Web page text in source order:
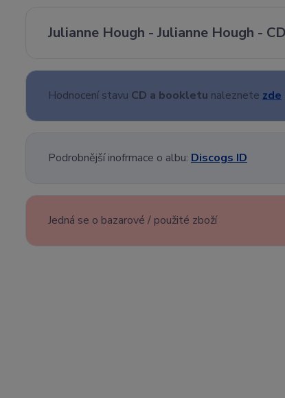
Julianne Hough - Julianne Hough -
Hodnocení stavu CD a bookletu naleznete zde
Podrobnější inofrmace o albu: Discogs ID
Jedná se o bazarové / použité zboží